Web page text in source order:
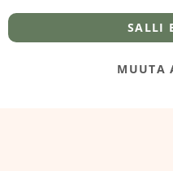
@‌2025 FooDeliDoo
SALLI
MUUTA